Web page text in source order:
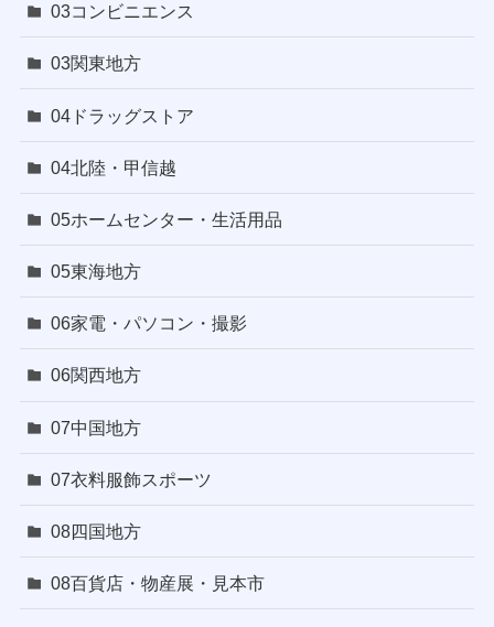
03コンビニエンス
03関東地方
04ドラッグストア
04北陸・甲信越
05ホームセンター・生活用品
05東海地方
06家電・パソコン・撮影
06関西地方
07中国地方
07衣料服飾スポーツ
08四国地方
08百貨店・物産展・見本市